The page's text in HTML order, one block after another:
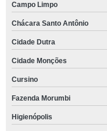
Campo Limpo
Chácara Santo Antônio
Cidade Dutra
Cidade Monções
Cursino
Fazenda Morumbi
Higienópolis